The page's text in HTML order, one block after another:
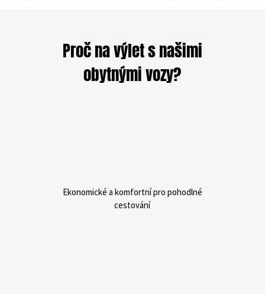
Proč na výlet s našimi
obytnými vozy?
Ekonomické a komfortní pro pohodlné
cestování